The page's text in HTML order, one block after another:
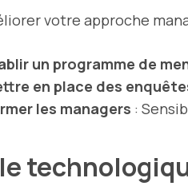
votre approche
un programme de
en place des
les managers :